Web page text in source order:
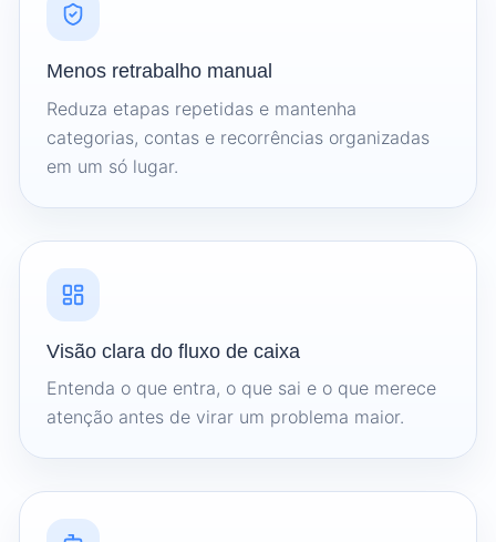
Menos retrabalho manual
Reduza etapas repetidas e mantenha
categorias, contas e recorrências organizadas
em um só lugar.
Visão clara do fluxo de caixa
Entenda o que entra, o que sai e o que merece
atenção antes de virar um problema maior.